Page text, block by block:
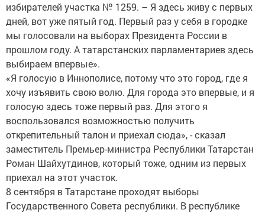
избирателей участка № 1259. – Я здесь живу с первых
дней, вот уже пятый год. Первый раз у себя в городке
мы голосовали на выборах Президента России в
прошлом году. А татарстанских парламентариев здесь
выбираем впервые».
«Я голосую в Иннополисе, потому что это город, где я
хочу изъявить свою волю. Для города это впервые, и я
голосую здесь тоже первый раз. Для этого я
воспользовался возможностью получить
открепительный талон и приехал сюда», - сказал
заместитель Премьер-министра Республики Татарстан
Роман Шайхутдинов, который тоже, одним из первых
приехал на этот участок.
8 сентября в Татарстане проходят выборы
Государственного Совета республики. В республике